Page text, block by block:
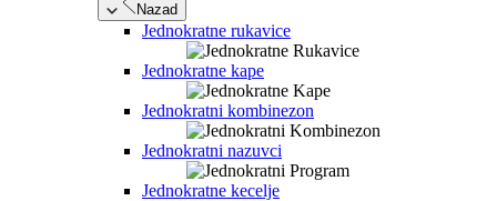
Nazad
Jednokratne rukavice
Jednokratne kape
Jednokratni kombinezon
Jednokratni nazuvci
Jednokratne kecelje